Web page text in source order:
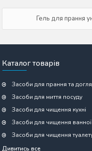
Гель для прання
Каталог товарів
Засоби для прання та
Засоби для миття посуду
Засоби для чищення кухні
Засоби для чищення ванної
Засоби для чищення
Дивитись все